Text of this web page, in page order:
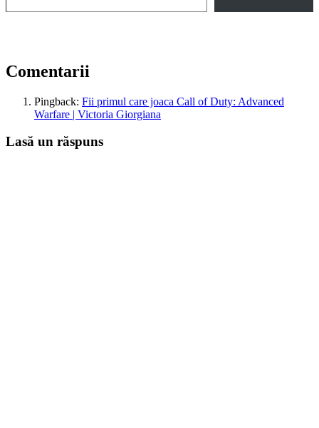
Comentarii
Pingback: Fii primul care joaca Call of Duty: Advanced
Warfare | Victoria Giorgiana
Lasă un răspuns